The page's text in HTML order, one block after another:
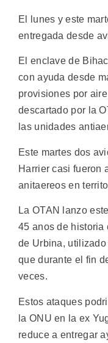
El lunes y este
entregada desde
El enclave de
con ayuda desde
provisiones por
descartado por la
las unidades
Este martes dos
Harrier casi fueron
anitaereos en
La OTAN lanzo
45 anos de historia
de Urbina,
que durante el fin
veces.
Estos ataques
la ONU en la ex
reduce a entregar